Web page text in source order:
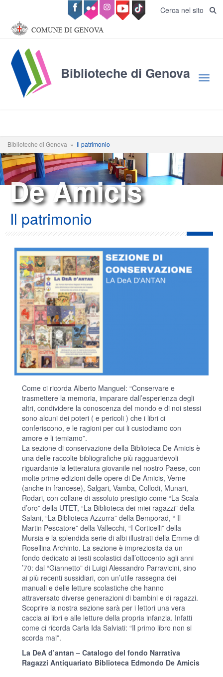
Salta al contenuto principale Cerca nel sito
Biblioteche di Genova
Biblioteche di Genova » Il patrimonio
De Amicis
Il patrimonio
Come ci ricorda Alberto Manguel: “Conservare e
trasmettere la memoria, imparare dall’esperienza degli
altri, condividere la conoscenza del mondo e di noi stessi
sono alcuni dei poteri ( e pericoli ) che i libri ci
conferiscono, e le ragioni per cui li custodiamo con
amore e li temiamo”.
La sezione di conservazione della Biblioteca De Amicis è
una delle raccolte bibliografiche più ragguardevoli
riguardante la letteratura giovanile nel nostro Paese, con
molte prime edizioni delle opere di De Amicis, Verne
(anche in francese), Salgari, Vamba, Collodi, Munari,
Rodari, con collane di assoluto prestigio come “La Scala
d’oro” della UTET, “La Biblioteca dei miei ragazzi” della
Salani, “La Biblioteca Azzurra” della Bemporad, “ Il
Martin Pescatore” della Vallecchi, “I Corticelli” della
Mursia e la splendida serie di albi illustrati della Emme di
Rosellina Archinto. La sezione è impreziosita da un
fondo dedicato ai testi scolastici dall’ottocento agli anni
’70: dal “Giannetto” di Luigi Alessandro Parravicini, sino
ai più recenti sussidiari, con un’utile rassegna dei
manuali e delle letture scolastiche che hanno
attraversato diverse generazioni di bambini e di ragazzi.
Scoprire la nostra sezione sarà per i lettori una vera
caccia ai libri e alle letture della propria infanzia. Infatti
come ci ricorda Carla Ida Salviati: “Il primo libro non si
scorda mai”.
La DeA d’antan – Catalogo del fondo Narrativa
Ragazzi Antiquariato Biblioteca Edmondo De Amicis